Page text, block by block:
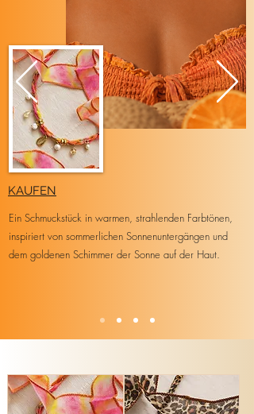
KAUFEN
Ein Schmuckstück in warmen, strahlenden Farbtönen,
inspiriert von sommerlichen Sonnenuntergängen und
dem goldenen Schimmer der Sonne auf der Haut.